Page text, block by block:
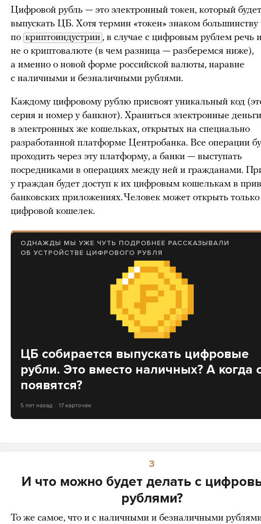
Цифровой рубль — это электронный токен, который будет
выпускать ЦБ. Хотя термин «токен» знаком большинству
по криптоиндустрии , в случае с цифровым рублем речь
не о криптовалюте (в чем разница — разберемся ниже),
а именно о новой форме российской валюты, наравне
с наличными и безналичными рублями.
Каждому цифровому рублю присвоят уникальный код
серия и номер у банкнот). Храниться электронные деньги
в электронных же кошельках, открытых на специально
разработанной платформе Центробанка. Все операции
проходить через эту платформу, а банки — выступать
посредниками в операциях между ней и гражданами.
у граждан будет доступ к их цифровым кошелькам в
банковских приложениях. Человек может открыть
цифровой кошелек.
ОДНАЖДЫ МЫ УЖЕ ЧУТЬ ПОДРОБНЕЕ РАССКАЗЫВАЛИ
ОБ УСТРОЙСТВЕ ЦИФРОВОГО РУБЛЯ
ЦБ собирается выпускать цифровые
рубли. Это вместо наличных? А когда
появятся?
5 лет назад 17 карточек
3
И что можно будет делать с
рублями?
То же самое, что и с наличными и безналичными